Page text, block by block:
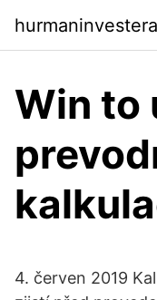
Win to
4. červen 2019